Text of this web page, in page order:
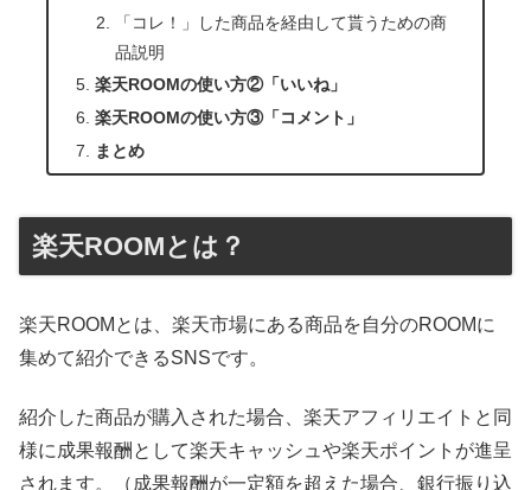
「コレ！」した商品を経由して貰うための商
品説明
楽天ROOMの使い方②「いいね」
楽天ROOMの使い方③「コメント」
まとめ
楽天ROOMとは？
楽天ROOMとは、楽天市場にある商品を自分のROOMに
集めて紹介できるSNSです。
紹介した商品が購入された場合 、楽天アフィリエイトと同
様に 成果報酬として楽天キャッシュや楽天ポイントが進呈
されます。（成果報酬が一定額を超えた場合、銀行振り込